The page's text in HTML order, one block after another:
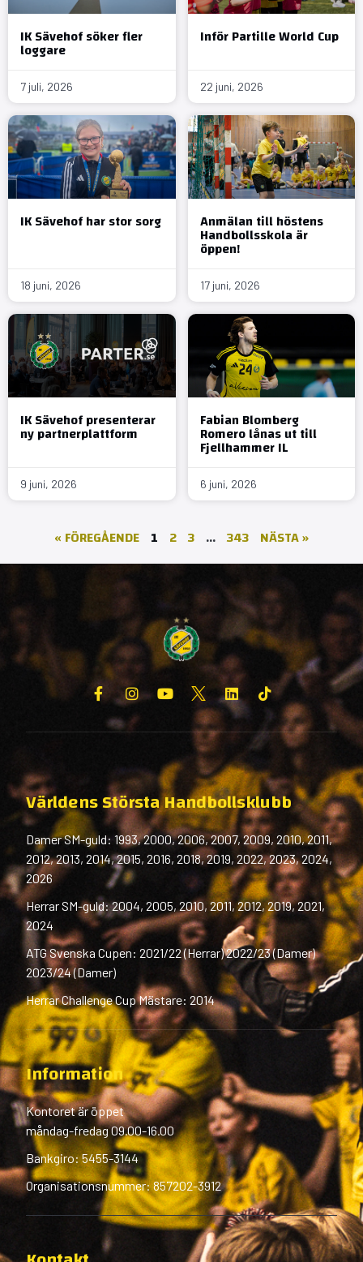
IK Sävehof söker fler
loggare
7 juli, 2026
Inför Partille World Cup
22 juni, 2026
IK Sävehof har stor sorg
18 juni, 2026
Anmälan till höstens
Handbollsskola är
öppen!
17 juni, 2026
IK Sävehof presenterar
ny partnerplattform
9 juni, 2026
Fabian Blomberg
Romero lånas ut till
Fjellhammer IL
6 juni, 2026
« FÖREGÅENDE 1 2 3 … 343 NÄSTA »
Världens Största Handbollsklubb
Damer SM-guld: 1993, 2000, 2006, 2007, 2009, 2010, 2011,
2012, 2013, 2014, 2015, 2016, 2018, 2019, 2022, 2023, 2024,
2026
Herrar SM-guld: 2004, 2005, 2010, 2011, 2012, 2019, 2021,
2024
ATG Svenska Cupen: 2021/22 (Herrar) 2022/23 (Damer)
2023/24 (Damer)
Herrar Challenge Cup Mästare: 2014
Information
Kontoret är öppet
måndag-fredag 09.00-16.00
Bankgiro: 5455-3144
Organisationsnummer: 857202-3912